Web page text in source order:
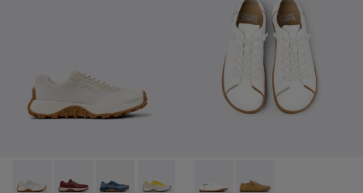
Drift Trail - K201872-001 - Ténis bege em materiais
Drift Trail - K201872-006
Drift Trail - K201872-004
Drift Trail - K201872-003
Twins - K201928-003 -
Twins - K201928-